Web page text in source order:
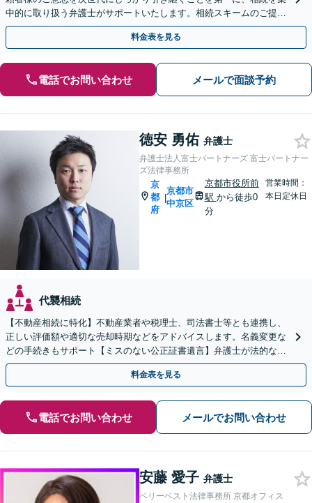
中的に取り扱う弁護士がサポートいたします。相続スキームのご提案
から遺言執行まで責任を持って対応させていただきます。
料金表を見る
電話でお問い合わせ メールで面談予約
徳安 勇佑 弁護士
弁護士法人富士パートナーズ 富士パートナー
ズ法律事務所
京
都
府
|
京都市
中京区
京都市役所前
駅 から徒歩0
分
営業時間：
本日定休日
代襲相続
【不動産相続に特化】不動産業者や税理士、司法書士等とも連携し、
正しい評価額や適切な売却時期などをアドバイスします。名義変更な
どの手続きもサポート【ミスのない公正証書遺言】弁護士が法的な観
点から遺言書を作成します。
料金表を見る
電話でお問い合わせ メールでお問い合わせ
安藤 愛子 弁護士
ベリーベスト法律事務所 京都オフィス